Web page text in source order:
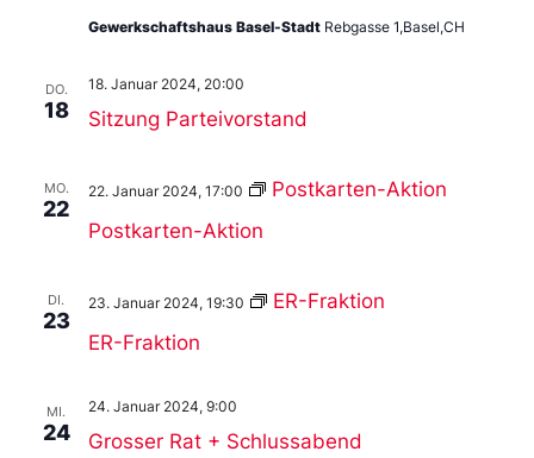
Gewerkschaftshaus Basel-Stadt Rebgasse 1,Basel,CH
DO.
18 Sitzung Parteivorstand
18. Januar 2024, 20:00
MO.
22
Postkarten-Aktion
22. Januar 2024, 17:00 Postkarten-Aktion
DI.
23
ER-Fraktion
23. Januar 2024, 19:30 ER-Fraktion
MI.
24 Grosser Rat + Schlussabend
24. Januar 2024, 9:00